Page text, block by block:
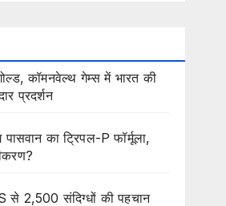
कॉमनवेल्थ गेम्स में भारत की
प्रदर्शन
का ट्रिपल-P फॉर्मूला,
से 2,500 संदिग्धों की पहचान